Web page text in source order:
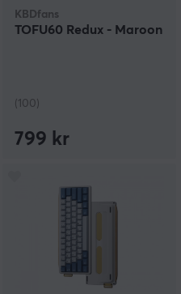
KBDfans
TOFU60 Redux - Maroon
(100)
799 kr